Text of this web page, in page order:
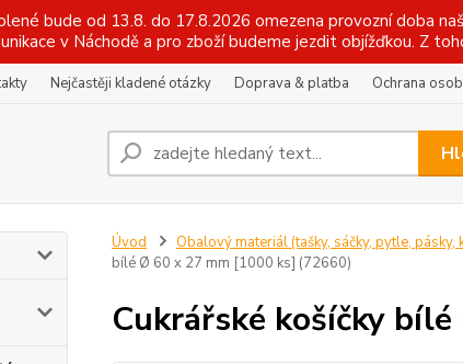
bude od 13.8. do 17.8.2026 omezena provozní doba
v Náchodě a pro zboží budeme jezdit objížďkou. Z
Nejčastěji kladené otázky Doprava & platba Ochrana
Úvod Obalový materiál (tašky, sáčky, pytle, pásky,
bílé Ø 60 x 27 mm [1000 ks] (72660)
Cukrářské košíčky